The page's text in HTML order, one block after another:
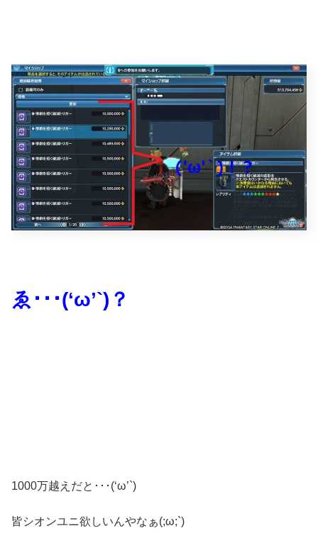
ゑ･･･(‘ω’`)？
1000万越えだと･･･(‘ω’`)
皆シオンユニ欲しいんやなぁ(;ω;`)